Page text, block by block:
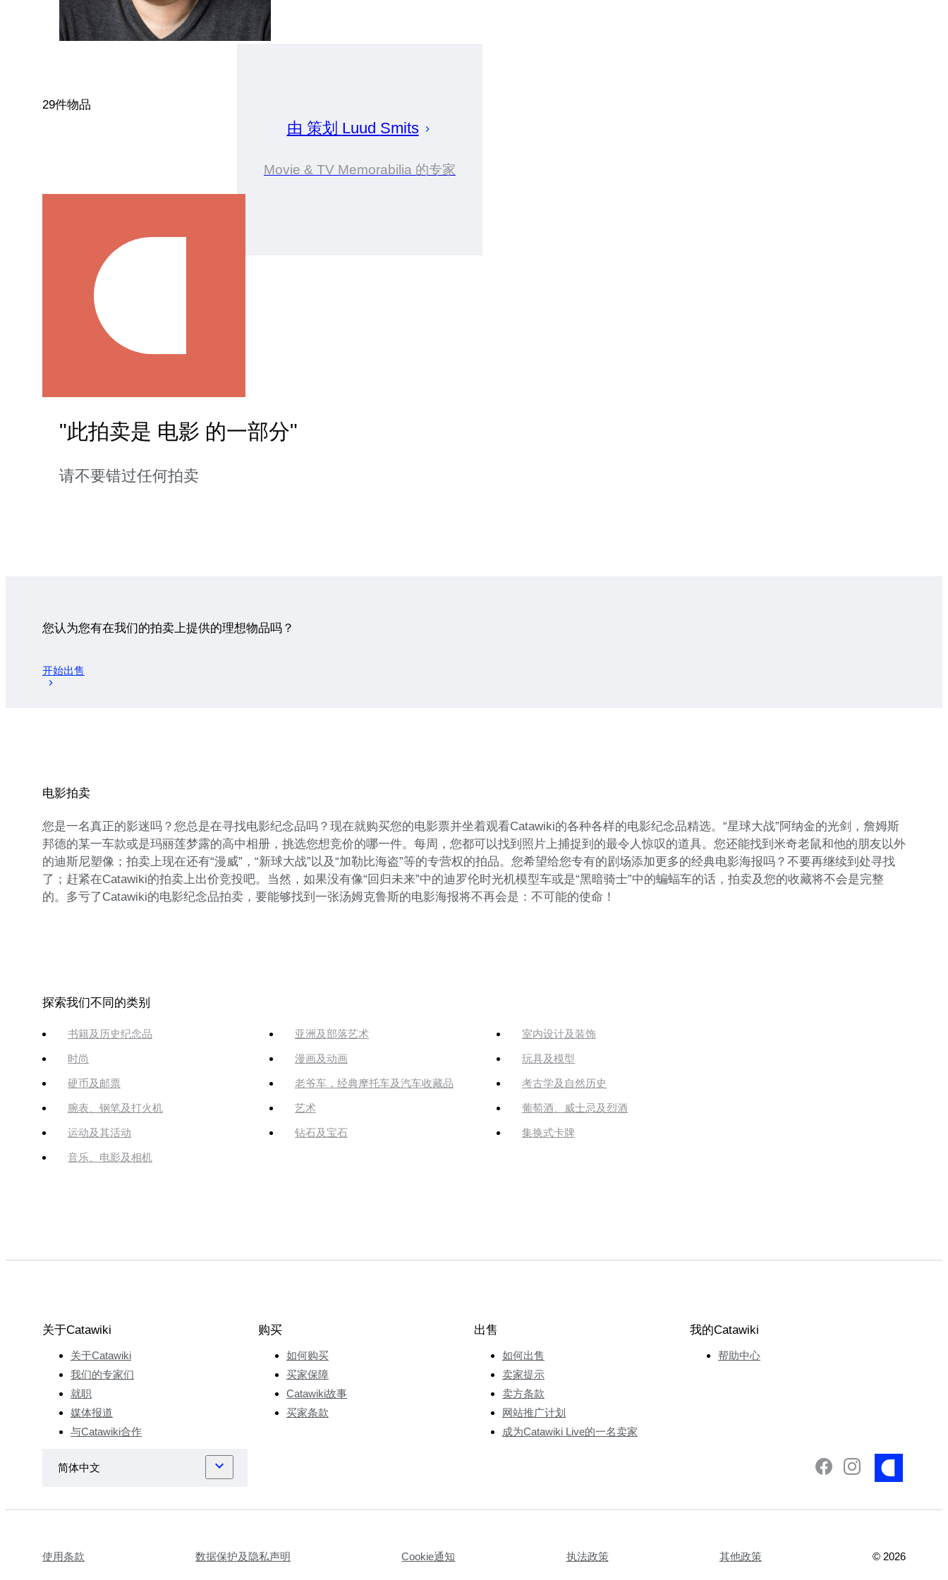
由 策划 Luud Smits
Movie & TV Memorabilia 的专家
29件物品
"此拍卖是 电影 的一部分"
请不要错过任何拍卖
您认为您有在我们的拍卖上提供的理想物品吗？
开始出售
电影拍卖
您是一名真正的影迷吗？您总是在寻找电影纪念品吗？现在就购买您的电影票并坐着观看Catawiki的各种各样的电影纪念品精选。“星球大战”阿纳金的光剑，詹姆斯
邦德的某一车款或是玛丽莲梦露的高中相册，挑选您想竞价的哪一件。每周，您都可以找到照片上捕捉到的最令人惊叹的道具。您还能找到米奇老鼠和他的朋友以外
的迪斯尼塑像；拍卖上现在还有“漫威”，“新球大战”以及“加勒比海盗”等的专营权的拍品。您希望给您专有的剧场添加更多的经典电影海报吗？不要再继续到处寻找
了；赶紧在Catawiki的拍卖上出价竞投吧。当然，如果没有像“回归未来”中的迪罗伦时光机模型车或是“黑暗骑士”中的蝙蝠车的话，拍卖及您的收藏将不会是完整
的。多亏了Catawiki的电影纪念品拍卖，要能够找到一张汤姆克鲁斯的电影海报将不再会是：不可能的使命！
探索我们不同的类别
书籍及历史纪念品 亚洲及部落艺术 室内设计及装饰
时尚 漫画及动画 玩具及模型
硬币及邮票 老爷车，经典摩托车及汽车收藏品 考古学及自然历史
腕表、钢笔及打火机 艺术 葡萄酒、威士忌及烈酒
运动及其活动 钻石及宝石 集换式卡牌
音乐、电影及相机
关于Catawiki
关于Catawiki
我们的专家们
就职
媒体报道
与Catawiki合作
购买
如何购买
买家保障
Catawiki故事
买家条款
出售
如何出售
卖家提示
卖方条款
网站推广计划
成为Catawiki Live的一名卖家
我的Catawiki
帮助中心
使用条款 数据保护及隐私声明 Cookie通知 执法政策 其他政策 © 2026